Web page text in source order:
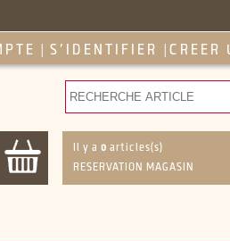
S'IDENTIFIER CREER
Il y a 0 articles(s)
RESERVATION MAGASIN